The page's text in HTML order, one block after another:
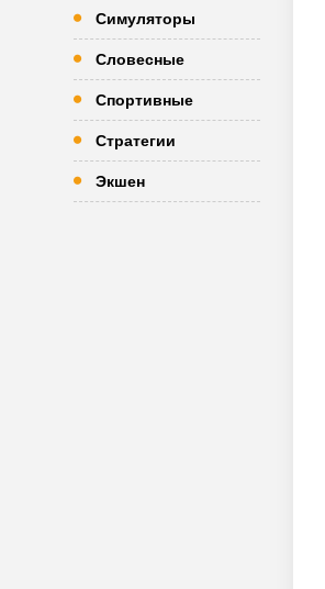
Симуляторы
Словесные
Спортивные
Стратегии
Экшен